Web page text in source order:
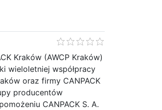
Kraków (AWCP Kraków)
wieloletniej współpracy
oraz firmy CANPACK
producentów
CANPACK S. A.